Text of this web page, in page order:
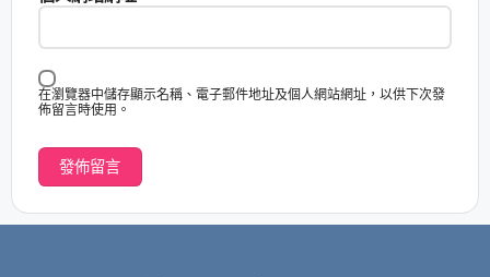
在瀏覽器中儲存顯示名稱、電子郵件地址及個人網站網址，以供下次發
佈留言時使用。